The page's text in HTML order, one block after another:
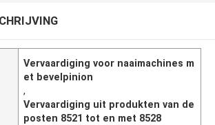
Vervaardiging voor naaimachines m
et bevelpinion
,
Vervaardiging uit produkten van de
posten 8521 tot en met 8528